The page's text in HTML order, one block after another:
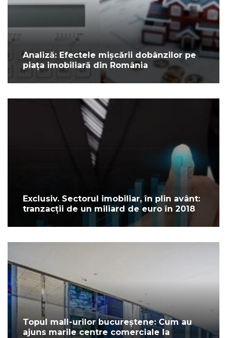
Analiză: Efectele mișcării dobânzilor pe
piața imobiliară din România
Exclusiv. Sectorul imobiliar, în plin avânt:
tranzacții de un miliard de euro în 2018
Topul mall-urilor bucureștene: Cum au
ajuns marile centre comerciale la